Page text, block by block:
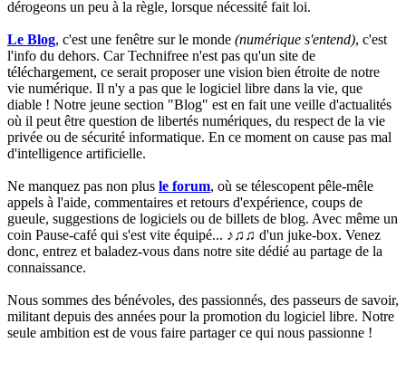
dérogeons un peu à la règle, lorsque nécessité fait loi.
Le Blog, c'est une fenêtre sur le monde (numérique s'entend), c'est
l'info du dehors. Car Technifree n'est pas qu'un site de
téléchargement, ce serait proposer une vision bien étroite de notre
vie numérique. Il n'y a pas que le logiciel libre dans la vie, que
diable ! Notre jeune section "Blog" est en fait une veille d'actualités
où il peut être question de libertés numériques, du respect de la vie
privée ou de sécurité informatique. En ce moment on cause pas mal
d'intelligence artificielle.
Ne manquez pas non plus le forum, où se télescopent pêle-mêle
appels à l'aide, commentaires et retours d'expérience, coups de
gueule, suggestions de logiciels ou de billets de blog. Avec même un
coin Pause-café qui s'est vite équipé... ♪♫♫ d'un juke-box. Venez
donc, entrez et baladez-vous dans notre site dédié au partage de la
connaissance.
Nous sommes des bénévoles, des passionnés, des passeurs de savoir,
militant depuis des années pour la promotion du logiciel libre. Notre
seule ambition est de vous faire partager ce qui nous passionne !